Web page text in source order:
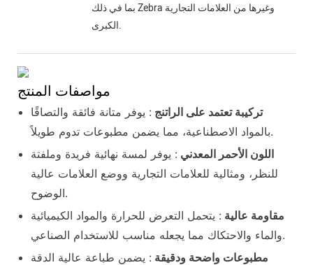
بما في ذلك Zebra وغيرها من العلامات التجارية
الكبرى.
مواصفات المنتج
تركيبة تعتمد على الراتنج : يوفر متانة فائقة والتصاقًا
بالمواد الاصطناعية، مما يضمن مطبوعات تدوم طويلاً.
اللون الأحمر المعدني : يوفر لمسة نهائية فريدة وملفتة
للنظر، ومثالية للعلامات التجارية ووضع العلامات عالية
الوضوح.
مقاومة عالية : يتحمل التعرض للحرارة والمواد الكيميائية
والماء والاحتكاك مما يجعله مناسب للاستخدام الصناعي.
مطبوعات واضحة ودقيقة : يضمن طباعة عالية الدقة